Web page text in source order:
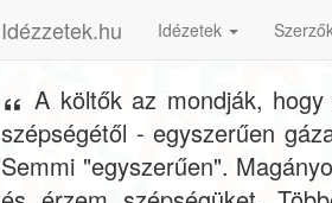
Idézzetek.hu Idézetek
A költők az mondják,
szépségétől - egyszerűen
Semmi "egyszerűen".